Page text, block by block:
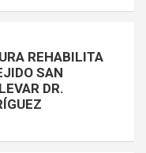
REHABILITA
SAN
DR.